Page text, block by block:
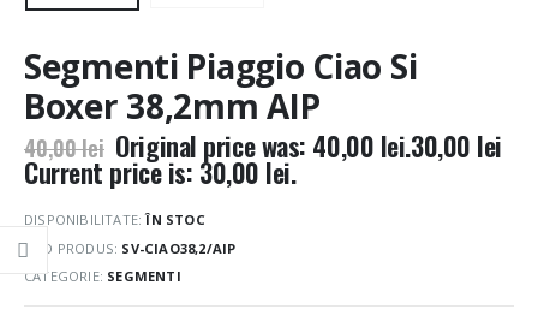
Segmenti Piaggio Ciao Si
Boxer 38,2mm AIP
40,00lei Original price was: 40,00 lei.30,00 lei
Current price is: 30,00 lei.
DISPONIBILITATE:ÎN STOC
COD PRODUS: SV-CIAO38,2/AIP
CATEGORIE: SEGMENTI